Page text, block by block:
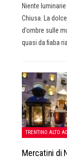
Niente
Chiusa. La
d’ombre sulle
quasi da fiaba
TRENTINO ALTO
Mercatini di